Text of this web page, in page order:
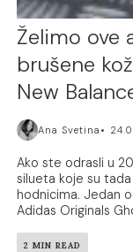
Želimo ove
brušene
New
Ana Svetina
Ako ste odrasli u
silueta koje su
hodnicima. Jedan
Adidas Originals
2 MIN READ